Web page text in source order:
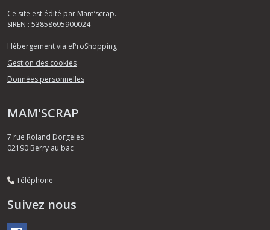
Ce site est édité par Mam’scrap.
SIREN : 53858695900024
Hébergement via eProShopping
Gestion des cookies
Données personnelles
MAM'SCRAP
7 rue Roland Dorgeles
02190 Berry au bac
Téléphone
Suivez nous